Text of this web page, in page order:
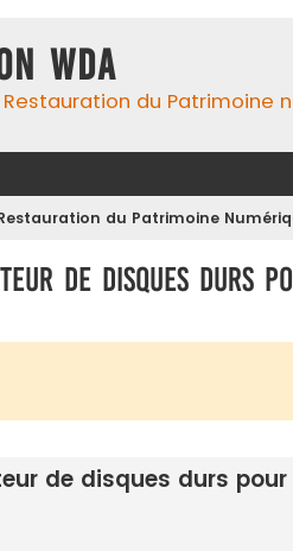
WDA
du Patrimoine
du Patrimoine
de disques durs
de disques durs